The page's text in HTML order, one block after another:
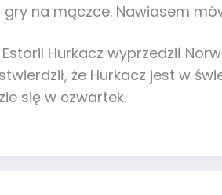
na mączce. Nawiasem
Hurkacz wyprzedził
że Hurkacz jest w
się w czwartek.